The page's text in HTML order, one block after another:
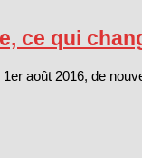
ce qui
août 2016, de